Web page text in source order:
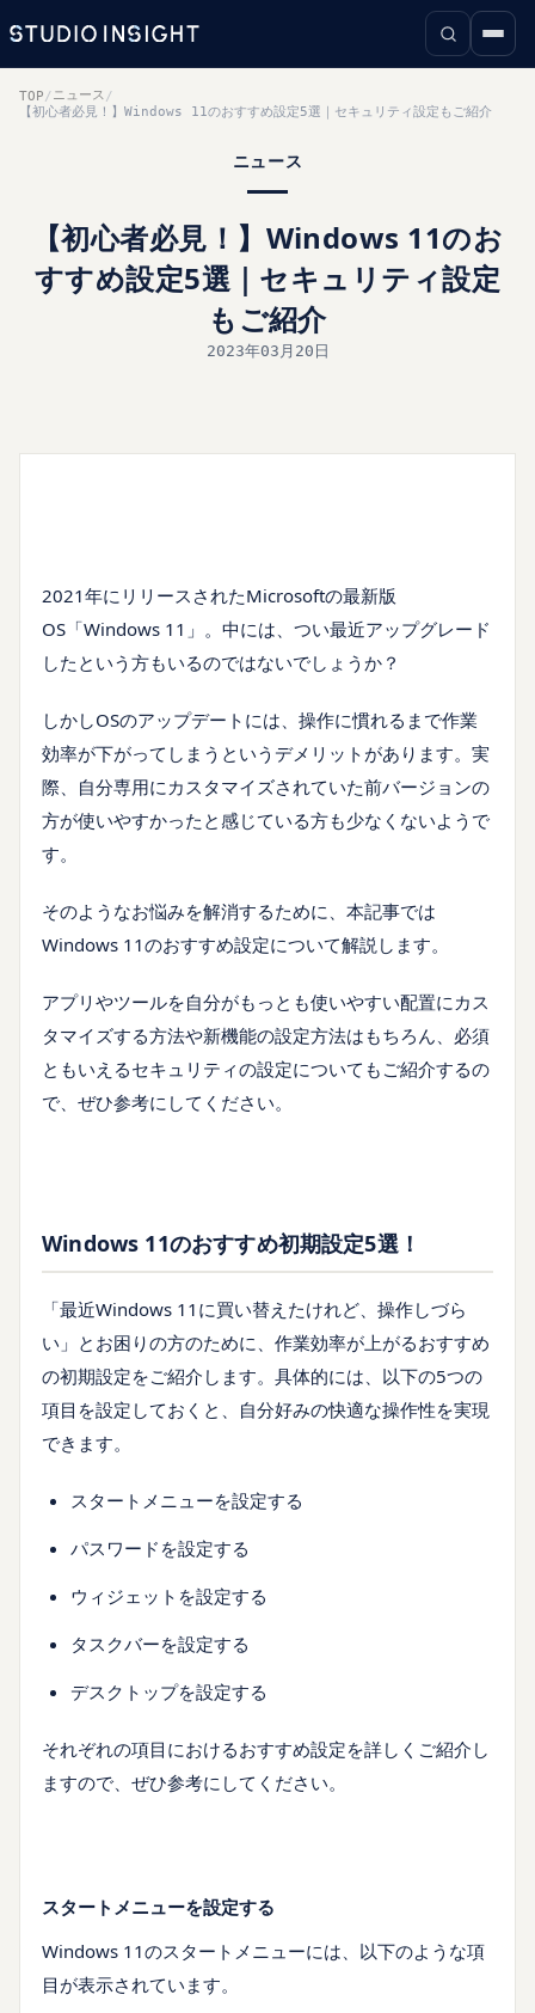
TOP / ニュース /
【初心者必見！】Windows 11のおすすめ設定5選｜セキュリティ設定もご紹介
ニュース
【初心者必見！】Windows 11のお
すすめ設定5選｜セキュリティ設定
もご紹介
2023年03月20日
2021年にリリースされたMicrosoftの最新版
OS「Windows 11」。中には、つい最近アップグレード
したという方もいるのではないでしょうか？
しかしOSのアップデートには、操作に慣れるまで作業
効率が下がってしまうというデメリットがあります。実
際、自分専用にカスタマイズされていた前バージョンの
方が使いやすかったと感じている方も少なくないようで
す。
そのようなお悩みを解消するために、本記事では
Windows 11のおすすめ設定について解説します。
アプリやツールを自分がもっとも使いやすい配置にカス
タマイズする方法や新機能の設定方法はもちろん、必須
ともいえるセキュリティの設定についてもご紹介するの
で、ぜひ参考にしてください。
Windows 11のおすすめ初期設定5選！
「最近Windows 11に買い替えたけれど、操作しづら
い」とお困りの方のために、作業効率が上がるおすすめ
の初期設定をご紹介します。具体的には、以下の5つの
項目を設定しておくと、自分好みの快適な操作性を実現
できます。
スタートメニューを設定する
パスワードを設定する
ウィジェットを設定する
タスクバーを設定する
デスクトップを設定する
それぞれの項目におけるおすすめ設定を詳しくご紹介し
ますので、ぜひ参考にしてください。
スタートメニューを設定する
Windows 11のスタートメニューには、以下のような項
目が表示されています。